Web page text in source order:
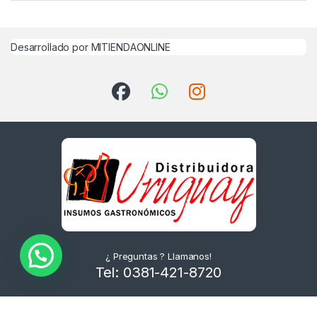
Desarrollado por MITIENDAONLINE
¿ Preguntas ? Llamanos!
Tel: 0381-421-8720